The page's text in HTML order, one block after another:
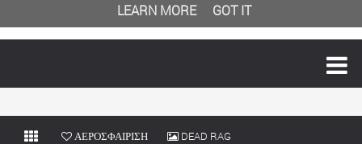
ΑΕΡΟΣΦΑΙΡΙΣΗ DEAD RAG
LEARN MORE
GOT IT